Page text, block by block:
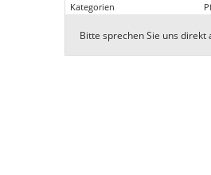
Kategorien
Bitte sprechen Sie uns direkt